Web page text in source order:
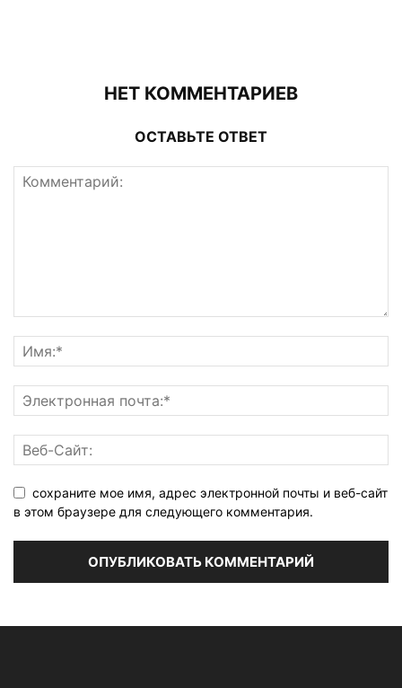
НЕТ КОММЕНТАРИЕВ
ОСТАВЬТЕ ОТВЕТ
сохраните мое имя, адрес электронной почты и веб-сайт
в этом браузере для следующего комментария.